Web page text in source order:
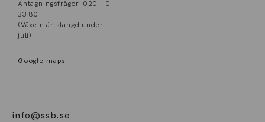
Antagningsfrågor: 020–10
33 80
(Växeln är stängd under
juli)
Google maps
info@ssb.se